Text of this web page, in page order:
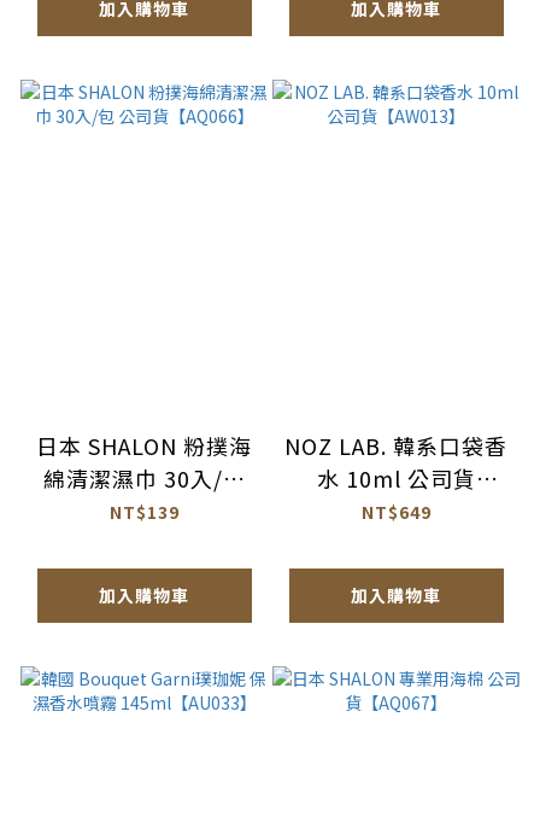
加入購物車 加入購物車
日本 SHALON 粉撲海
綿清潔濕巾 30入/包
公司貨【AQ066】
NT$139
加入購物車
NOZ LAB. 韓系口袋香
水 10ml 公司貨
【AW013】
NT$649
加入購物車